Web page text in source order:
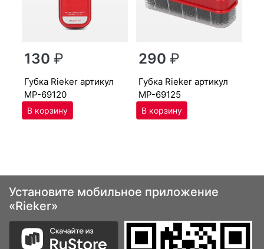
130₽
губ­ка Ri­eker артикул
MP-69120
290₽
губ­ка Ri­eker артикул
MP-69125